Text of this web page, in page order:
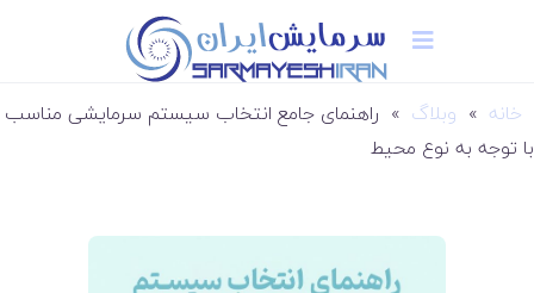
خانه » وبلاگ » راهنمای جامع انتخاب سیستم سرمایشی مناسب
با توجه به نوع محیط